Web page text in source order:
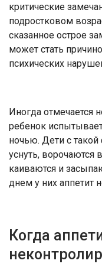
критические
подростковом
сказанное острое
может стать
психических
Иногда отмечается
ребенок
ночью. Дети с
уснуть, вороча­ются
каиваются и
днем у них аппетит
Когда